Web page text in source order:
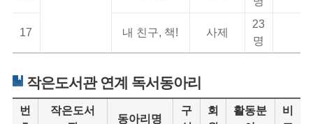
17 내 친구, 책! 사제
23
명
작은도서관 연계 독서동아리
번
작은도서
동아리명
구
회
활동분
비